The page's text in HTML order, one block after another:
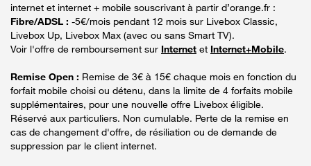
internet et internet + mobile souscrivant à partir d’orange.fr :
Fibre/ADSL : -5€/mois pendant 12 mois sur Livebox Classic,
Livebox Up, Livebox Max (avec ou sans Smart TV).
Voir l'offre de remboursement sur Internet et Internet+Mobile.
Remise Open : Remise de 3€ à 15€ chaque mois en fonction du
forfait mobile choisi ou détenu, dans la limite de 4 forfaits mobile
supplémentaires, pour une nouvelle offre Livebox éligible.
Réservé aux particuliers. Non cumulable. Perte de la remise en
cas de changement d'offre, de résiliation ou de demande de
suppression par le client internet.